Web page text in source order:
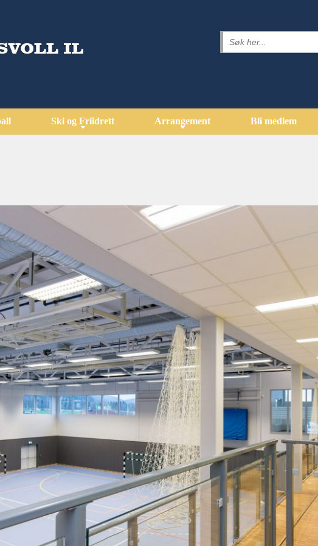
Ski og Friidrett Arrangement Bli medlem